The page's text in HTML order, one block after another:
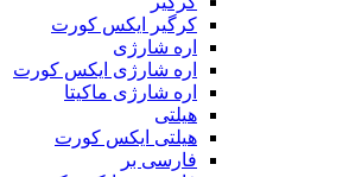
کرگیر ایکس کورت
اره شارژی
اره شارژی ایکس کورت
اره شارژی ماکیتا
هیلتی
هیلتی ایکس کورت
فارسی بر